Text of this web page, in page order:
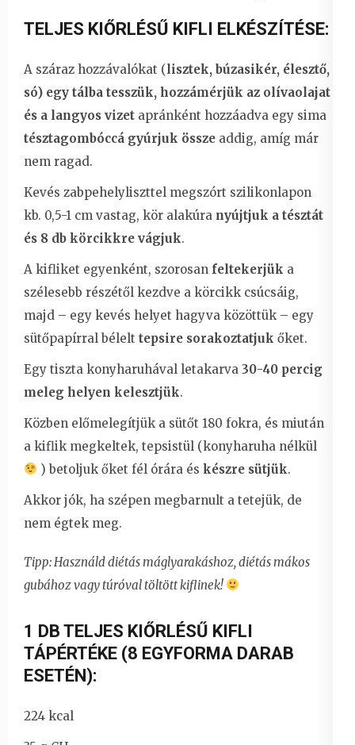
TELJES KIŐRLÉSŰ KIFLI ELKÉSZÍTÉSE:
A száraz hozzávalókat (lisztek, búzasikér, élesztő,
só) egy tálba tesszük, hozzámérjük az olívaolajat
és a langyos vizet apránként hozzáadva egy sima
tésztagombóccá gyúrjuk össze addig, amíg már
nem ragad.
Kevés zabpehelyliszttel megszórt szilikonlapon
kb. 0,5-1 cm vastag, kör alakúra nyújtjuk a tésztát
és 8 db körcikkre vágjuk.
A kifliket egyenként, szorosan feltekerjük a
szélesebb részétől kezdve a körcikk csúcsáig,
majd – egy kevés helyet hagyva közöttük – egy
sütőpapírral bélelt tepsire sorakoztatjuk őket.
Egy tiszta konyharuhával letakarva 30-40 percig
meleg helyen kelesztjük.
Közben előmelegítjük a sütőt 180 fokra, és miután
a kiflik megkeltek, tepsistül (konyharuha nélkül
) betoljuk őket fél órára éskészre sütjük.
Akkor jók, ha szépen megbarnult a tetejük, de
nem égtek meg.
Tipp: Használd diétás máglyarakáshoz, diétás mákos
gubához vagy túróval töltött kiflinek!
1 DB TELJES KIŐRLÉSŰ KIFLI
TÁPÉRTÉKE (8 EGYFORMA DARAB
ESETÉN):
224 kcal